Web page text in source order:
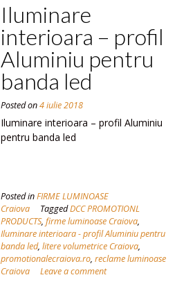
Iluminare
interioara – profil
Aluminiu pentru
banda led
Posted on4 iulie 2018
Iluminare interioara – profil Aluminiu
pentru banda led
Posted inFIRME LUMINOASE
Craiova
TaggedDCC PROMOTIONL
PRODUCTS, firme luminoase Craiova,
Iluminare interioara - profil Aluminiu pentru
banda led, litere volumetrice Craiova,
promotionalecraiova.ro, reclame luminoase
Craiova
Leave a comment